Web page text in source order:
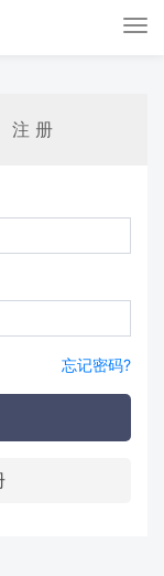
注 册
忘记密码?